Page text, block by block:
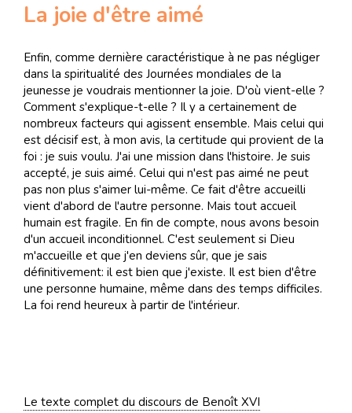
La joie d'être aimé
Enfin, comme dernière caractéristique à ne pas négliger
dans la spiritualité des Journées mondiales de la
jeunesse je voudrais mentionner la joie. D'où vient-elle ?
Comment s'explique-t-elle ? Il y a certainement de
nombreux facteurs qui agissent ensemble. Mais celui qui
est décisif est, à mon avis, la certitude qui provient de la
foi : je suis voulu. J'ai une mission dans l'histoire. Je suis
accepté, je suis aimé. Celui qui n'est pas aimé ne peut
pas non plus s'aimer lui-même. Ce fait d'être accueilli
vient d'abord de l'autre personne. Mais tout accueil
humain est fragile. En fin de compte, nous avons besoin
d'un accueil inconditionnel. C'est seulement si Dieu
m'accueille et que j'en deviens sûr, que je sais
définitivement: il est bien que j'existe. Il est bien d'être
une personne humaine, même dans des temps difficiles.
La foi rend heureux à partir de l'intérieur.
Le texte complet du discours de Benoît XVI